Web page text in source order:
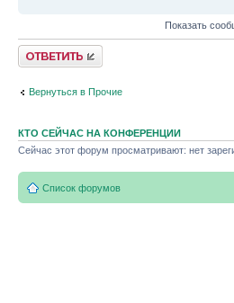
Показать
Ответить
Вернуться в Прочие
КТО СЕЙЧАС НА КОНФЕРЕНЦИИ
Сейчас этот форум просматривают: нет
Список форумов